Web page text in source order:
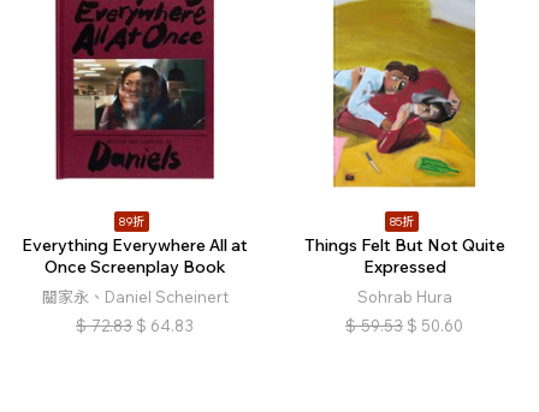
89折
Everything Everywhere All at
Once Screenplay Book
關家永、Daniel Scheinert
$ 72.83 $ 64.83
85折
Things Felt But Not Quite
Expressed
Sohrab Hura
$ 59.53 $ 50.60